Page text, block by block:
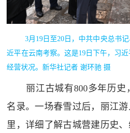
3月19日至20日，中共中央总书
近平在云南考察。这是19日下午，习
经营状况。新华社记者 谢环驰 摄
丽江古城有800多年历
名录。一场春雪过后，丽江
里，详细了解古城营建历史